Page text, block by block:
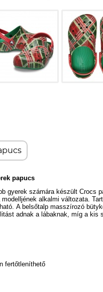
papucs
gyerek számára készült
alkalmi változata.
A belsőtalp masszírozó
adnak a lábaknak, míg a
fertőtleníthető